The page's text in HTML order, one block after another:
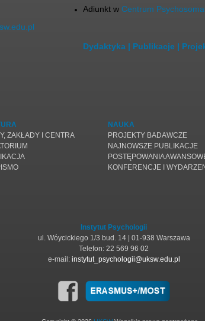
Adiunkt w Centrum
Dydaktyka| Publikacje|
ZAKŁADY I CENTRA
NAUKA
PROJEKTY BADAWCZE
NAJNOWSZE PUBLIKACJE
POSTĘPOWANIA
KONFERENCJE I
Instytut Psychologii
ul. Wóycickiego 1/3 bud. 14 | 01-938 Warszawa
Telefon: 22 569 96 02
e-mail: instytut_psychologii@uksw.edu.pl